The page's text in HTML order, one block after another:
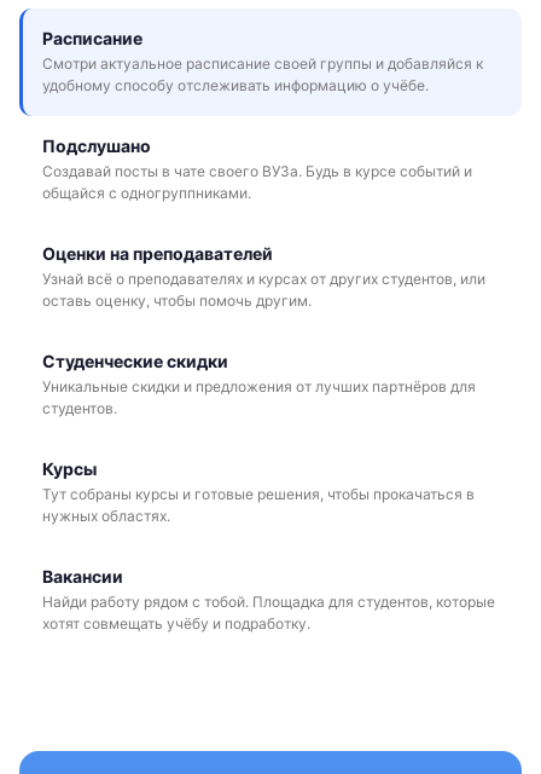
Расписание
Смотри актуальное расписание своей группы и добавляйся к
удобному способу отслеживать информацию о учёбе.
Подслушано
Создавай посты в чате своего ВУЗа. Будь в курсе событий и
общайся с одногруппниками.
Оценки на преподавателей
Узнай всё о преподавателях и курсах от других студентов, или
оставь оценку, чтобы помочь другим.
Студенческие скидки
Уникальные скидки и предложения от лучших партнёров для
студентов.
Курсы
Тут собраны курсы и готовые решения, чтобы прокачаться в
нужных областях.
Вакансии
Найди работу рядом с тобой. Площадка для студентов, которые
хотят совмещать учёбу и подработку.